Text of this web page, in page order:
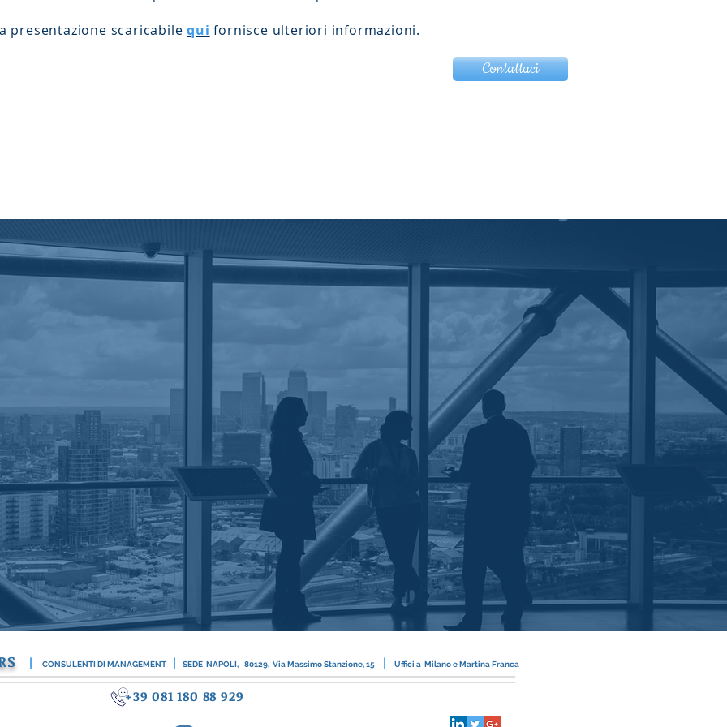
presentazione scaricabilequi fornisce ulteriori informazioni.
Contattaci
| CONSULENTI DI MANAGEMENT | SEDE NAPOLI, 80129, Via Massimo Stanzione, 15 | Uffici a Milano e Martina Franca
+39 081 180 88 929